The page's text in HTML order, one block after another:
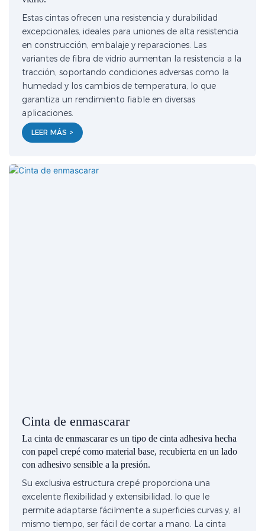
Estas cintas ofrecen una resistencia y durabilidad
excepcionales, ideales para uniones de alta resistencia
en construcción, embalaje y reparaciones. Las
variantes de fibra de vidrio aumentan la resistencia a la
tracción, soportando condiciones adversas como la
humedad y los cambios de temperatura, lo que
garantiza un rendimiento fiable en diversas
aplicaciones.
LEER MÁS >
Cinta de enmascarar
La cinta de enmascarar es un tipo de cinta adhesiva hecha
con papel crepé como material base, recubierta en un lado
con adhesivo sensible a la presión.
Su exclusiva estructura crepé proporciona una
excelente flexibilidad y extensibilidad, lo que le
permite adaptarse fácilmente a superficies curvas y, al
mismo tiempo, ser fácil de cortar a mano. La cinta